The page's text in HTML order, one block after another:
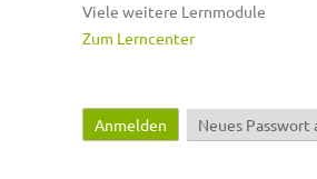
Viele weitere Lernmodule
Zum Lerncenter
Haupt-Reiter
Anmelden (aktiver Reiter)
Neues Passwort